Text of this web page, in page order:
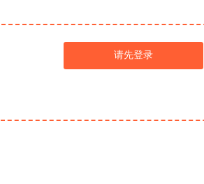
请先登录